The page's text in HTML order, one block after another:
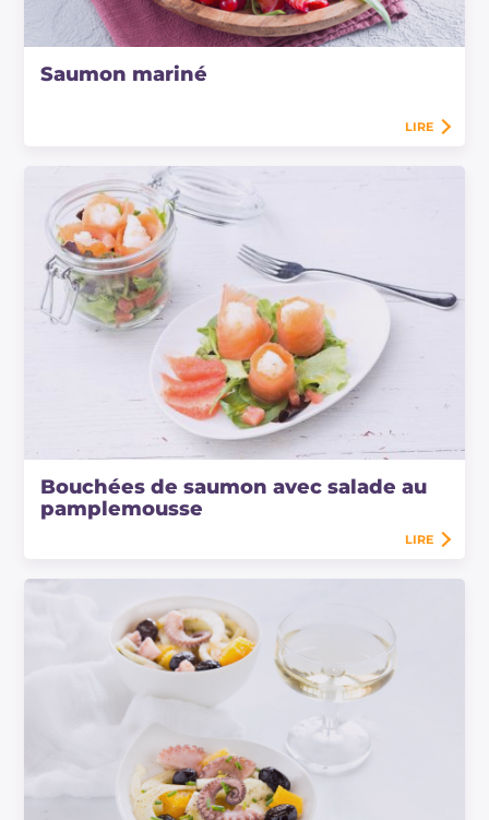
Saumon mariné
LIRE
Bouchées de saumon avec salade au
pamplemousse
LIRE